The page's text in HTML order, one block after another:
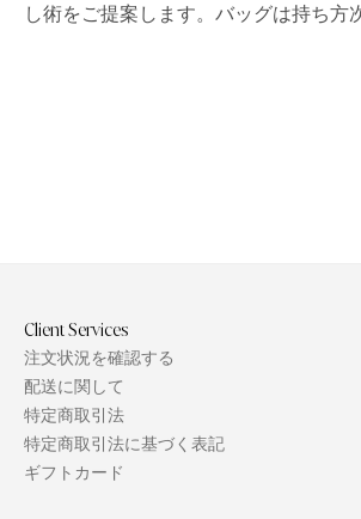
し術をご提案します。バッグは持ち方
Client Services
注文状況を確認する
配送に関して
特定商取引法
特定商取引法に基づく表記
ギフトカード